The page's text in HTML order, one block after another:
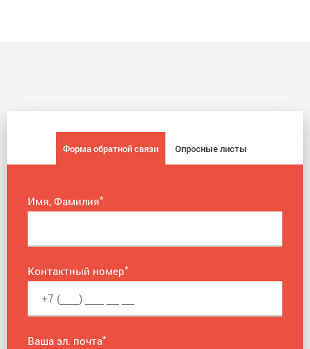
Форма обратной связи Опросные листы
Имя, Фамилия*
Контактный номер*
Ваша эл. почта*